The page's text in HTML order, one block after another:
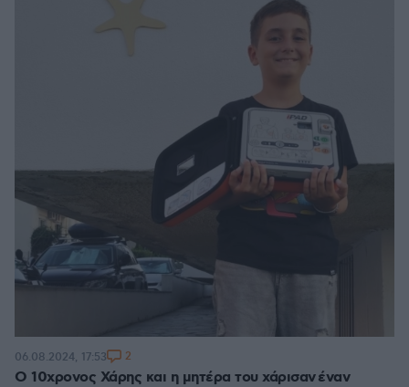
Ο 10χρονος Χάρης και η μητέρα του χάρισαν έναν
06.08.2024, 17:53 2